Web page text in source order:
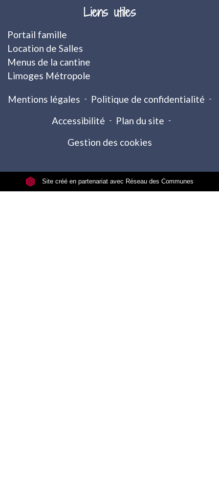
Liens utiles
Portail famille
Location de Salles
Menus de la cantine
Limoges Métropole
Mentions légales - Politique de confidentialité -
Accessibilité - Plan du site -
Gestion des cookies
Site créé en partenariat avec Réseau des Communes